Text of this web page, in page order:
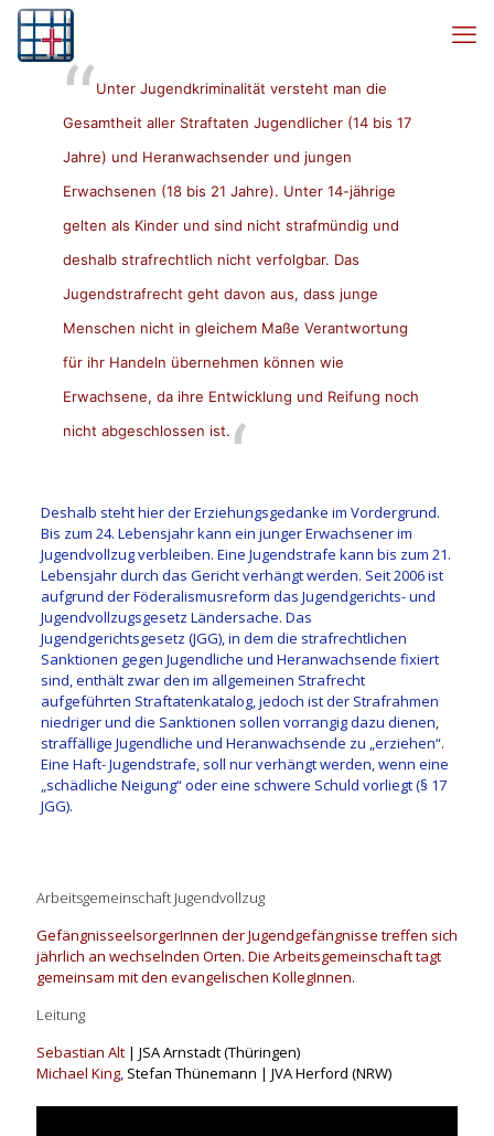
Unter Jugendkriminalität versteht man die
Gesamtheit aller Straftaten Jugendlicher (14 bis 17
Jahre) und Heranwachsender und jungen
Erwachsenen (18 bis 21 Jahre). Unter 14-jährige
gelten als Kinder und sind nicht strafmündig und
deshalb strafrechtlich nicht verfolgbar. Das
Jugendstrafrecht geht davon aus, dass junge
Menschen nicht in gleichem Maße Verantwortung
für ihr Handeln übernehmen können wie
Erwachsene, da ihre Entwicklung und Reifung noch
nicht abgeschlossen ist.
Deshalb steht hier der Erziehungsgedanke im Vordergrund.
Bis zum 24. Lebensjahr kann ein junger Erwachsener im
Jugendvollzug verbleiben. Eine Jugendstrafe kann bis zum 21.
Lebensjahr durch das Gericht verhängt werden. Seit 2006 ist
aufgrund der Föderalismusreform das Jugendgerichts- und
Jugendvollzugsgesetz Ländersache. Das
Jugendgerichtsgesetz (JGG), in dem die strafrechtlichen
Sanktionen gegen Jugendliche und Heranwachsende fixiert
sind, enthält zwar den im allgemeinen Strafrecht
aufgeführten Straftatenkatalog, jedoch ist der Strafrahmen
niedriger und die Sanktionen sollen vorrangig dazu dienen,
straffällige Jugendliche und Heranwachsende zu „erziehen“.
Eine Haft- Jugendstrafe, soll nur verhängt werden, wenn eine
„schädliche Neigung“ oder eine schwere Schuld vorliegt (§ 17
JGG).
Arbeitsgemeinschaft Jugendvollzug
GefängnisseelsorgerInnen der Jugendgefängnisse treffen sich
jährlich an wechselnden Orten. Die Arbeitsgemeinschaft tagt
gemeinsam mit den evangelischen KollegInnen.
Leitung
Sebastian Alt | JSA Arnstadt (Thüringen)
Michael King, Stefan Thünemann | JVA Herford (NRW)